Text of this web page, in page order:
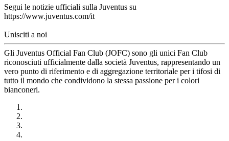
Segui le notizie ufficiali sulla Juventus su
https://www.juventus.com/it
Unisciti a noi
Gli Juventus Official Fan Club (JOFC) sono gli unici Fan Club
riconosciuti ufficialmente dalla società Juventus, rappresentando un
vero punto di riferimento e di aggregazione territoriale per i tifosi di
tutto il mondo che condividono la stessa passione per i colori
bianconeri.